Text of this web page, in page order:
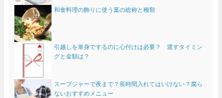
和食料理の飾りに使う葉の総称と種類
引越しを単身でするのに心付けは必要？ 渡すタイミン
グと金額は？
スープジャーで夜まで？長時間入れてはいけない？腐ら
ないおすすめメニュー